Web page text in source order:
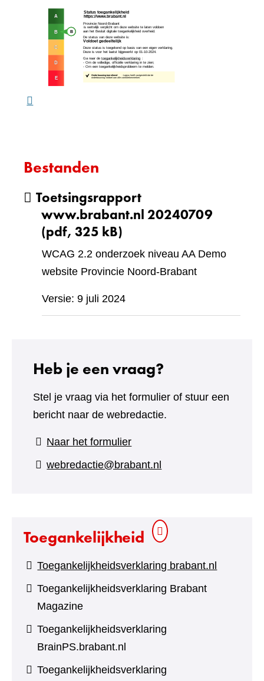
Bestanden
Toetsingsrapport
www.brabant.nl 20240709
(pdf, 325 kB)
WCAG 2.2 onderzoek niveau AA Demo
website Provincie Noord-Brabant
Versie: 9 juli 2024
Heb je een vraag?
Stel je vraag via het formulier of stuur een
bericht naar de webredactie.
Naar het formulier(verwijst
naar
webredactie@brabant.nl
Toegankelijkheid
Toegankelijkheidsverklaring brabant.nl
Toegankelijkheidsverklaring Brabant
Magazine
Toegankelijkheidsverklaring
BrainPS.brabant.nl
Toegankelijkheidsverklaring